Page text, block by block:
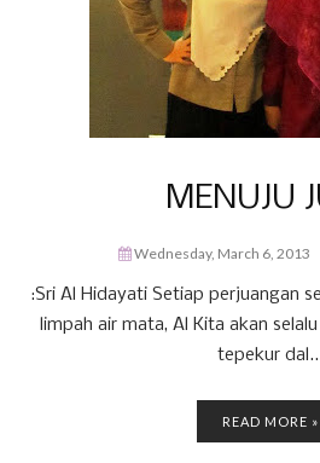
MENUJU
Wednesday, March 6, 2013
:Sri Al Hidayati Setiap perjuangan
limpah air mata, Al Kita akan
tepekur
READ MORE »